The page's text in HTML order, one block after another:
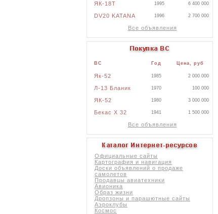
ЯК-18Т 1995 6 400 000
DV20 KATANA 1996 2 700 000
Все объявления
ВС Год Цена, руб
Як-52 1985 2 000 000
Л-13 Бланик 1970 100 000
ЯК-52 1980 3 000 000
Бекас X 32 1941 1 500 000
Все объявления
Официальные сайты
Картография и навигация
Доски объявлений о продаже
самолетов
Продавцы авиатехники
Авионика
Образ жизни
Дропзоны и парашютные сайты
Аэроклубы
Космос